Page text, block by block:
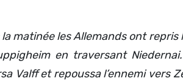
matinée les Allemands ont
en traversant
Valff et repoussa l’ennemi